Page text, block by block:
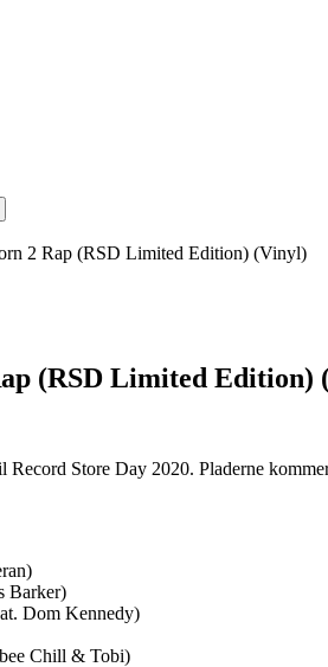
2 Rap (RSD Limited Edition) (Vinyl)
(RSD Limited Edition)
Store Day 2020. Pladerne
Barker)
Dom Kennedy)
Chill & Tobi)